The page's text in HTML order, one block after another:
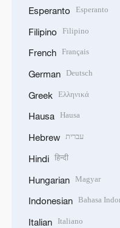
Esperanto Esperanto
Filipino Filipino
French Français
German Deutsch
Greek Ελληνικά
Hausa Hausa
Hebrew עברית
Hindi हिन्दी
Hungarian Magyar
Indonesian Bahasa
Italian Italiano